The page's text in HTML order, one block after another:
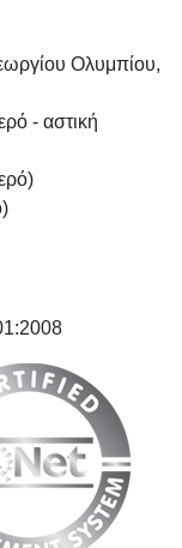
Ολυμπίου,
- αστική